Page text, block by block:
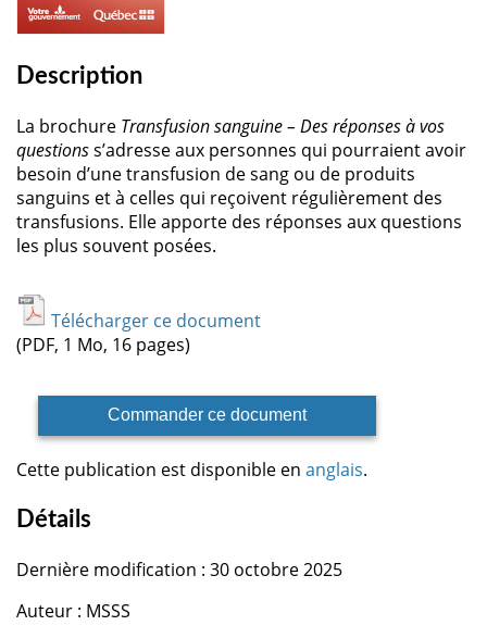
Description
La brochure Transfusion sanguine – Des réponses à vos
questionss’adresse aux personnes qui pourraient avoir
besoin d’une transfusion de sang ou de produits
sanguins et à celles qui reçoivent régulièrement des
transfusions. Elle apporte des réponses aux questions
les plus souvent posées.
Télécharger ce document
(PDF, 1 Mo, 16 pages)
Commander ce document
Cette publication est disponible en anglais.
Détails
Dernière modification : 30 octobre 2025
Auteur : MSSS